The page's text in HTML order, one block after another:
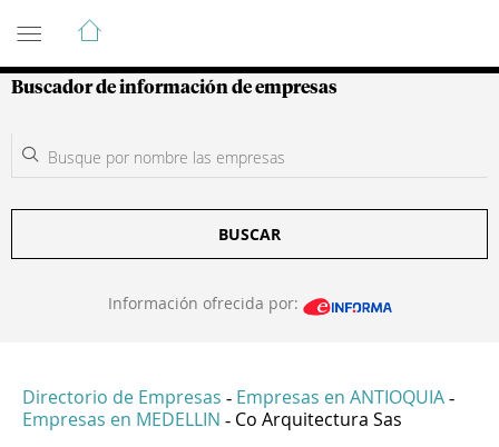
Guía de Empresas Colombianas
Buscador de información de empresas
BUSCAR
Información ofrecida por:
Directorio de Empresas - Empresas en ANTIOQUIA -
Empresas en MEDELLIN - Co Arquitectura Sas